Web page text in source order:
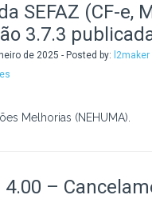
SEFAZ (CF-e,
3.7.3
de 2025 - Posted by: l2maker
Melhorias (NEHUMA).
4.00 –